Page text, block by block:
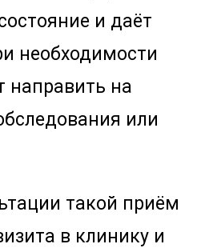
и даёт
необходимости
направить на
или
такой приём
в клинику и